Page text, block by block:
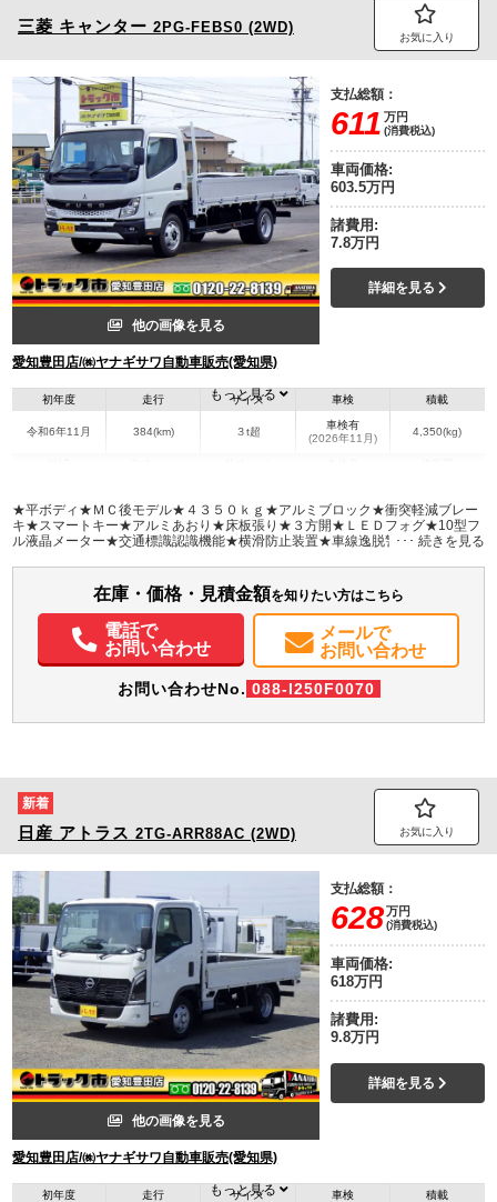
三菱 キャンター 2PG-FEBS0 (2WD)
お気に入り
他の画像を見る
愛知豊田店/㈱ヤナギサワ自動車販売(愛知県)
支払総額：
611 万円
(消費税込)
車両価格:
603.5万円
諸費用:
7.8万円
詳細を見る
初年度
令和6年11月
走行
384(km)
サイズ
３t超
車検
車検有
(2026年11月)
積載
4,350(kg)
愛知県
W:2,090
H:400
W:2,170
H:2,270
無
パワステ パワーウィンドウ ABS エアバッグ
電動格納ミラー
バックモニター
取扱説明書（一部含む） メンテナンスノート（保証書）
もっと見る
★平ボディ★ＭＣ後モデル★４３５０ｋｇ★アルミブロック★衝突軽減ブレー
キ★スマートキー★アルミあおり★床板張り★３方開★ＬＥＤフォグ★10型フ
ル液晶メーター★交通標識認識機能★横滑防止装置★車線逸脱警報装置★ドラ
Bluetoothオーディオ★ハンズフリー通話★未使用車★
在庫・価格・見積金額を知りたい方はこちら
電話で
お問い合わせ
メールで
お問い合わせ
お問い合わせNo. 088-I250F0070
新着
日産 アトラス 2TG-ARR88AC (2WD) お気に入り
他の画像を見る
愛知豊田店/㈱ヤナギサワ自動車販売(愛知県)
支払総額：
628万円
(消費税込)
車両価格:
618万円
諸費用:
9.8万円
詳細を見る
初年度 走行 サイズ 車検 積載
もっと見る